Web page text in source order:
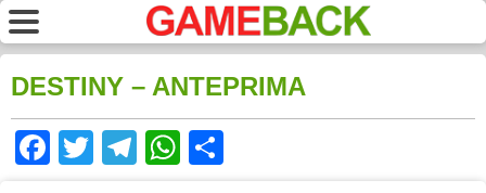
DESTINY – ANTEPRIMA
Facebook
TwitterTelegram
WhatsApp